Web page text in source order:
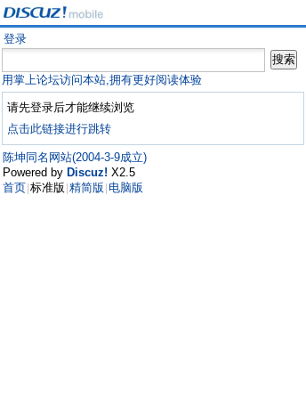
登录
用掌上论坛访问本站,拥有更好阅读体验
请先登录后才能继续浏览
点击此链接进行跳转
陈坤同名网站(2004-3-9成立)
Powered by Discuz! X2.5
首页 标准版 精简版 电脑版